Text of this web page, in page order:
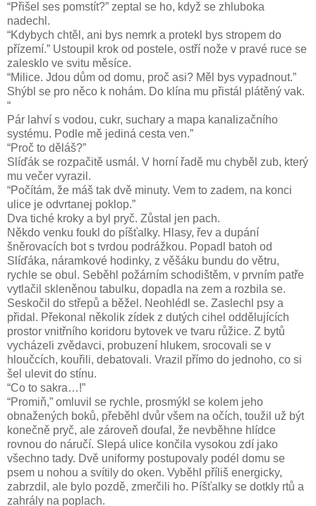
“Přišel ses pomstít?” zeptal se ho, když se zhluboka
nadechl.
“Kdybych chtěl, ani bys nemrk a protekl bys stropem do
přízemí.” Ustoupil krok od postele, ostří nože v pravé ruce se
zalesklo ve svitu měsíce.
“Milice. Jdou dům od domu, proč asi? Měl bys vypadnout.”
Shýbl se pro něco k nohám. Do klína mu přistál plátěný vak.
“
Pár lahví s vodou, cukr, suchary a mapa kanalizačního
systému. Podle mě jediná cesta ven.”
“Proč to děláš?”
Slíďák se rozpačitě usmál. V horní řadě mu chyběl zub, který
mu večer vyrazil.
“Počítám, že máš tak dvě minuty. Vem to zadem, na konci
ulice je odvrtanej poklop.”
Dva tiché kroky a byl pryč. Zůstal jen pach.
Někdo venku foukl do píšťalky. Hlasy, řev a dupání
šněrovacích bot s tvrdou podrážkou. Popadl batoh od
Slíďáka, náramkové hodinky, z věšáku bundu do větru,
rychle se obul. Seběhl požárním schodištěm, v prvním patře
vytlačil skleněnou tabulku, dopadla na zem a rozbila se.
Seskočil do střepů a běžel. Neohlédl se. Zaslechl psy a
přidal. Překonal několik zídek z dutých cihel oddělujících
prostor vnitřního koridoru bytovek ve tvaru růžice. Z bytů
vycházeli zvědavci, probuzení hlukem, srocovali se v
hloučcích, kouřili, debatovali. Vrazil přímo do jednoho, co si
šel ulevit do stínu.
“Co to sakra…!”
“Promiň,” omluvil se rychle, prosmýkl se kolem jeho
obnažených boků, přeběhl dvůr všem na očích, toužil už být
konečně pryč, ale zároveň doufal, že nevběhne hlídce
rovnou do náručí. Slepá ulice končila vysokou zdí jako
všechno tady. Dvě uniformy postupovaly podél domu se
psem u nohou a svítily do oken. Vyběhl příliš energicky,
zabrzdil, ale bylo pozdě, zmerčili ho. Píšťalky se dotkly rtů a
zahrály na poplach.